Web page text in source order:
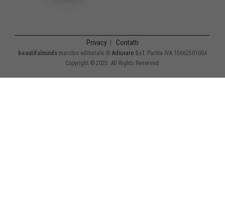
Privacy Contatti
beautifulminds marchio editoriale di Adiuvare S.r.l.
Partita IVA 15662501004
Copyright © 2025. All Rights Reserved.